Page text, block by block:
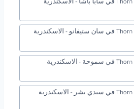
صيانة نظام انذار حريق Thorn في سابا باشا - الاسكندرية
صيانة نظام انذار حريق Thorn في سان ستيفانو - الاسكندرية
صيانة نظام انذار حريق Thorn في سموحة - الاسكندرية
صيانة نظام انذار حريق Thorn في سيدي بشر - الاسكندرية